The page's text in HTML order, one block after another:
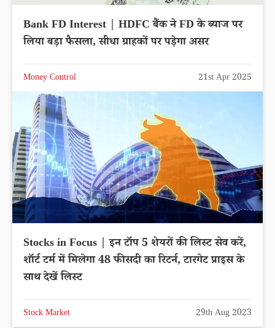
Bank FD Interest | HDFC बैंक ने FD के ब्याज पर
लिया बड़ा फैसला, सीधा ग्राहकों पर पड़ेगा असर
Money Control 21st Apr 2025
Stocks in Focus | इन टॉप 5 शेयरों की लिस्ट सेव करें,
शॉर्ट टर्म में मिलेगा 48 फीसदी का रिटर्न, टारगेट प्राइस के
साथ देखें लिस्ट
Stock Market 29th Aug 2023